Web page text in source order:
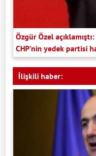
Özgür Özel
CHP'nin yedek partisi
İlişkili haber: